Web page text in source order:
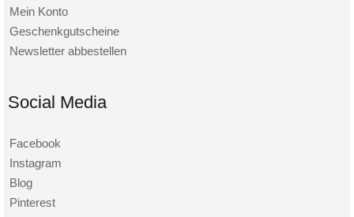
Mein Konto
Geschenkgutscheine
Newsletter abbestellen
Social Media
Facebook
Instagram
Blog
Pinterest